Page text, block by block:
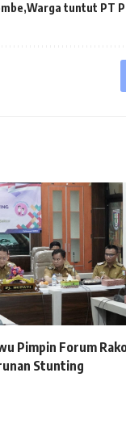
Warga tuntut PT
Pimpin Forum
Stunting